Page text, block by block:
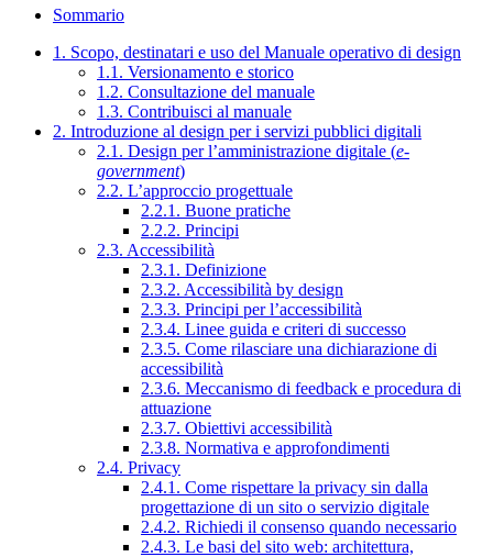
Sommario
1. Scopo, destinatari e uso del Manuale operativo di design
1.1. Versionamento e storico
1.2. Consultazione del manuale
1.3. Contribuisci al manuale
2. Introduzione al design per i servizi pubblici digitali
2.1. Design per l’amministrazione digitale (e-
government)
2.2. L’approccio progettuale
2.2.1. Buone pratiche
2.2.2. Principi
2.3. Accessibilità
2.3.1. Definizione
2.3.2. Accessibilità by design
2.3.3. Principi per l’accessibilità
2.3.4. Linee guida e criteri di successo
2.3.5. Come rilasciare una dichiarazione di
accessibilità
2.3.6. Meccanismo di feedback e procedura di
attuazione
2.3.7. Obiettivi accessibilità
2.3.8. Normativa e approfondimenti
2.4. Privacy
2.4.1. Come rispettare la privacy sin dalla
progettazione di un sito o servizio digitale
2.4.2. Richiedi il consenso quando necessario
2.4.3. Le basi del sito web: architettura,